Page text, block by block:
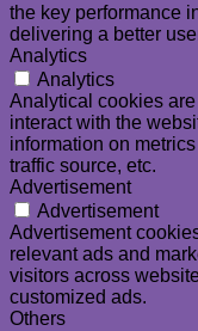
the key performance
delivering a better
Analytics
Analytics
Analytical cookies
interact with the
information on
traffic source, etc.
Advertisement
Advertisement
Advertisement
relevant ads and
visitors across
customized ads.
Others